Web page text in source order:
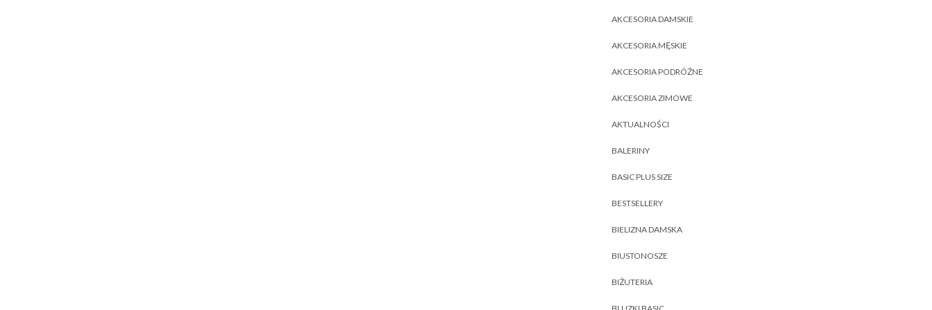
AKCESORIA DAMSKIE
AKCESORIA MĘSKIE
AKCESORIA PODRÓŻNE
AKCESORIA ZIMOWE
AKTUALNOŚCI
BALERINY
BASIC PLUS SIZE
BESTSELLERY
BIELIZNA DAMSKA
BIUSTONOSZE
BIŻUTERIA